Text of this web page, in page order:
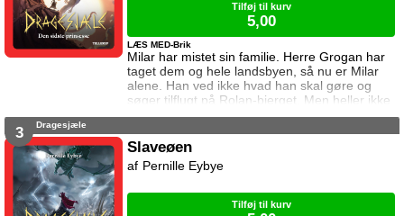
Milar har mistet sin familie. Herre Grogan har
taget dem og hele landsbyen, så nu er Milar
alene. Han ved ikke hvad han skal gøre og
søger tilflugt på Rolan-bjerget. Men heller ikke
der er han i sikkerhed. Dronningens mænd
bjerget. Kan Milar beskytte den?
LÆS MED-Brik
Tilføj til kurv
5,00
3 Dragesjæle
Slaveøen
Pernille Eybye
Tilføj til kurv